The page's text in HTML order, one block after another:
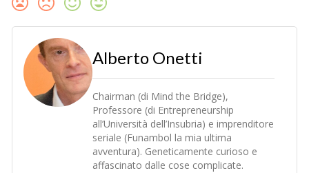
Alberto Onetti
Chairman (di Mind the Bridge),
Professore (di Entrepreneurship
all’Università dell’Insubria) e imprenditore
seriale (Funambol la mia ultima
avventura). Geneticamente curioso e
affascinato dalle cose complicate.